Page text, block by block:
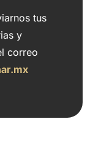
tus
y
correo